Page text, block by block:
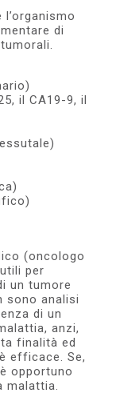
di
il CA19-9, il
(oncologo
per
un tumore
sono analisi
di un
anzi,
finalità ed
efficace. Se,
opportuno
malattia.